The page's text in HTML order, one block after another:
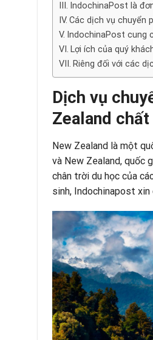
IndochinaPost là
Các dịch vụ chuyển
IndochinaPost cung
Lợi ích của quý
Riêng đối với các
Dịch vụ
Zealand
New Zealand là một
và New Zealand, quốc
chân trời du học của
sinh, Indochinapost xin